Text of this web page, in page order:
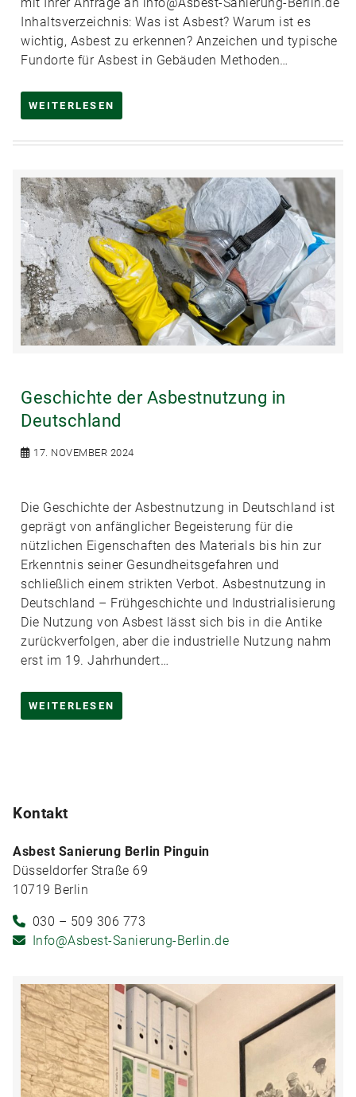
Inhaltsverzeichnis: Was ist Asbest? Warum ist es
wichtig, Asbest zu erkennen? Anzeichen und typische
Fundorte für Asbest in Gebäuden Methoden…
WEITERLESEN
Geschichte der Asbestnutzung in
Deutschland
17. NOVEMBER 2024
Die Geschichte der Asbestnutzung in Deutschland ist
geprägt von anfänglicher Begeisterung für die
nützlichen Eigenschaften des Materials bis hin zur
Erkenntnis seiner Gesundheitsgefahren und
schließlich einem strikten Verbot. Asbestnutzung in
Deutschland – Frühgeschichte und Industrialisierung
Die Nutzung von Asbest lässt sich bis in die Antike
zurückverfolgen, aber die industrielle Nutzung nahm
erst im 19. Jahrhundert…
WEITERLESEN
Kontakt
Asbest Sanierung Berlin Pinguin
Düsseldorfer Straße 69
10719 Berlin
030 – 509 306 773
Info@Asbest-Sanierung-Berlin.de